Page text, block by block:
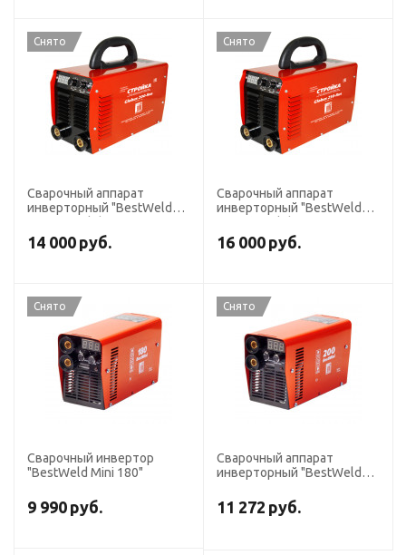
Снято
Сварочный аппарат
инверторный "BestWeld
14 000 руб.
Снято
Сварочный аппарат
инверторный "BestWeld
16 000 руб.
Снято
Сварочный инвертор
"BestWeld Mini 180"
9 990 руб.
Снято
Сварочный аппарат
инверторный "BestWeld
11 272 руб.